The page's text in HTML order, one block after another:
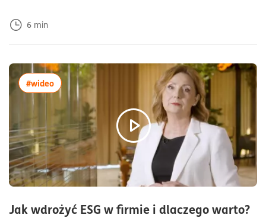
6 min
Jak wdrożyć ESG w firmie i dlaczego warto?
#wideowięcej artykułów z tagiem:#wideo